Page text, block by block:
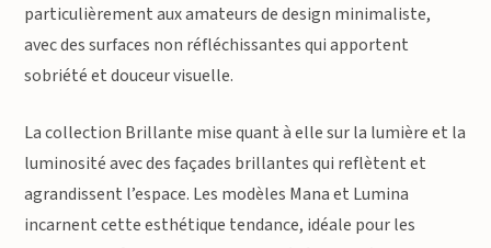
particulièrement aux amateurs de design minimaliste,
avec des surfaces non réfléchissantes qui apportent
sobriété et douceur visuelle.
La collection Brillante mise quant à elle sur la lumière et la
luminosité avec des façades brillantes qui reflètent et
agrandissent l’espace. Les modèles Mana et Lumina
incarnent cette esthétique tendance, idéale pour les